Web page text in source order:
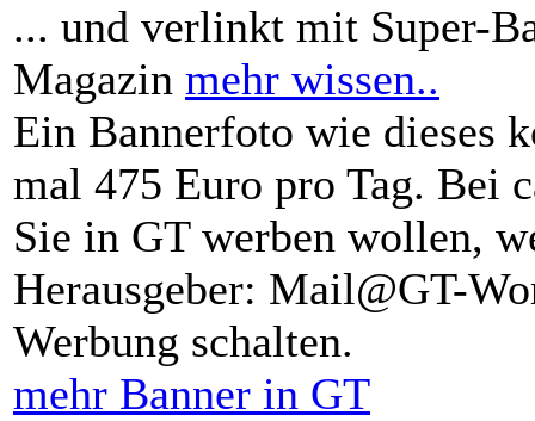
... und verlinkt mit Super-
Magazin mehr wissen..
Ein Bannerfoto wie dieses
mal 475 Euro pro Tag. Bei
Sie in GT werben wollen,
Herausgeber: Mail@GT-
Werbung schalten.
mehr Banner in GT